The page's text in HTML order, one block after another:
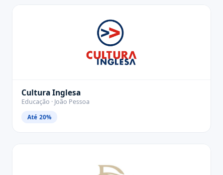
Cultura Inglesa
Educação · João Pessoa
Até 20%